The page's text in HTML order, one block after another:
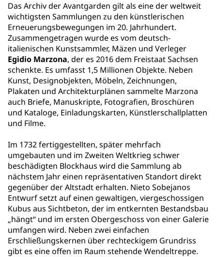
Das Archiv der Avantgarden gilt als eine der weltweit
wichtigsten Sammlungen zu den künstlerischen
Erneuerungsbewegungen im 20. Jahrhundert.
Zusammengetragen wurde es vom deutsch-
italienischen Kunstsammler, Mäzen und Verleger
Egidio Marzona, der es 2016 dem Freistaat Sachsen
schenkte. Es umfasst 1,5 Millionen Objekte. Neben
Kunst, Designobjekten, Möbeln, Zeichnungen,
Plakaten und Architekturplänen sammelte Marzona
auch Briefe, Manuskripte, Fotografien, Broschüren
und Kataloge, Einladungskarten, Künstlerschallplatten
und Filme.
Im 1732 fertiggestellten, später mehrfach
umgebauten und im Zweiten Weltkrieg schwer
beschädigten Blockhaus wird die Sammlung ab
nächstem Jahr einen repräsentativen Standort direkt
gegenüber der Altstadt erhalten. Nieto Sobejanos
Entwurf setzt auf einen gewaltigen, viergeschossigen
Kubus aus Sichtbeton, der im entkernten Bestandsbau
„hängt“ und im ersten Obergeschoss von einer Galerie
umfangen wird. Neben zwei einfachen
Erschließungskernen über rechteckigem Grundriss
gibt es eine offen im Raum stehende Wendeltreppe.